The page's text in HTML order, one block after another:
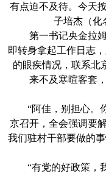
有点迫不及待。今天
子培杰（化
第一书记央金拉
即转身拿起工作日志
的眼疾情况，联系北
来不及寒暄客套
“阿佳，别担心。
京召开，全会强调要
我们驻村干部要做的
“有党的好政策，